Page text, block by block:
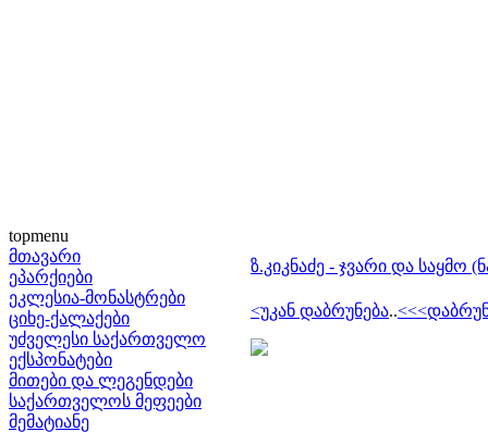
topmenu
მთავარი
ეპარქიები
ეკლესია-მონასტრები
ციხე-ქალაქები
უძველესი საქართველო
ექსპონატები
მითები და ლეგენდები
საქართველოს მეფეები
მემატიანე
ზ.კიკნაძე - ჯვარი და საყმო
<უკან დაბრუნება..